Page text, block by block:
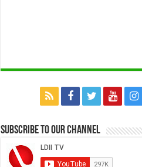
Subscribe to our Channel